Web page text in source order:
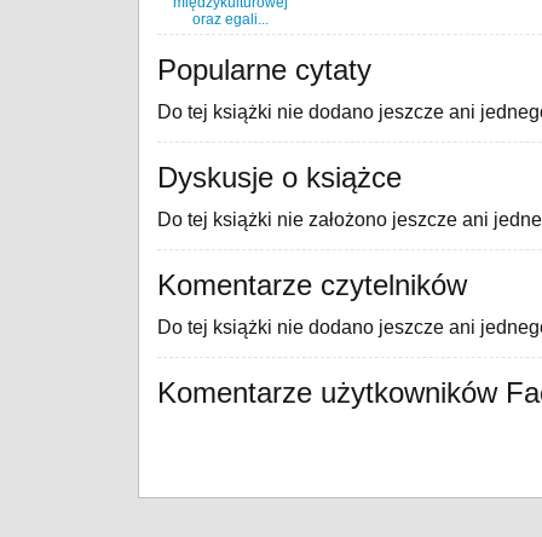
oraz egali...
Popularne cytaty
Do tej książki nie dodano jeszcze ani
Dyskusje o książce
Do tej książki nie założono jeszcze ani
Komentarze czytelników
Do tej książki nie dodano jeszcze ani
Komentarze użytkowników